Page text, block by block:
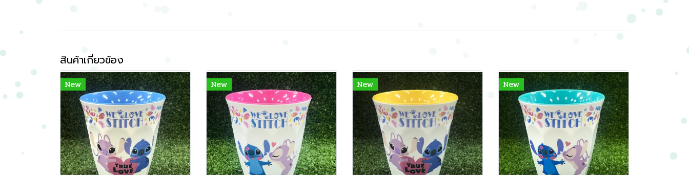
สินค้าเกี่ยวข้อง
New New New New